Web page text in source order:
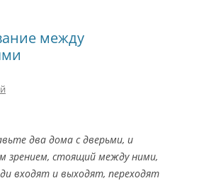
между
два дома с дверьми, и
зрением, стоящий между ними,
входят и выходят, переходят